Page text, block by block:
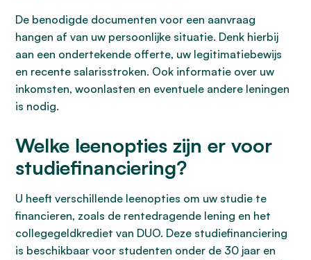
De benodigde documenten voor een aanvraag
hangen af van uw persoonlijke situatie. Denk hierbij
aan een ondertekende offerte, uw legitimatiebewijs
en recente salarisstroken. Ook informatie over uw
inkomsten, woonlasten en eventuele andere leningen
is nodig.
Welke leenopties zijn er voor
studiefinanciering?
U heeft verschillende leenopties om uw studie te
financieren, zoals de rentedragende lening en het
collegegeldkrediet van DUO. Deze studiefinanciering
is beschikbaar voor studenten onder de 30 jaar en